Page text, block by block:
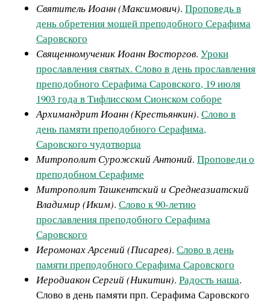
Святитель Иоанн (Максимович). Проповедь в
день обретения мощей преподобного Серафима
Саровского
Священномученик Иоанн Восторгов. Уроки
прославления святых. Слово в день прославления
преподобного Серафима Саровского, 19 июля
1903 года в Тифлисском Сионском соборе
Архимандрит Иоанн (Крестьянкин). Слово в
день памяти преподобного Серафима,
Саровского чудотворца
Митрополит Сурожский Антоний. Проповеди о
преподобном Серафиме
Митрополит Ташкентский и Среднеазиатский
Владимир (Иким). Слово к 90-летию
прославления преподобного Серафима
Саровского
Иеромонах Арсений (Писарев). Слово в день
памяти преподобного Серафима Саровского
Иеродиакон Сергий (Никитин). Радость наша.
Слово в день памяти прп. Серафима Саровского